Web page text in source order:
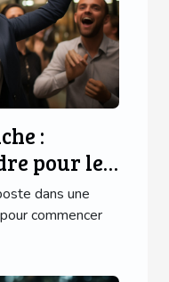
:
pour le
?dans une
commencer